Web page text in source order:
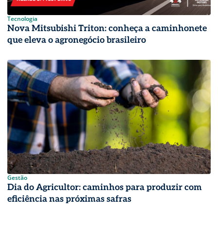
Tecnologia
Nova Mitsubishi Triton: conheça a caminhonete
que eleva o agronegócio brasileiro
Gestão
Dia do Agricultor: caminhos para produzir com
eficiência nas próximas safras